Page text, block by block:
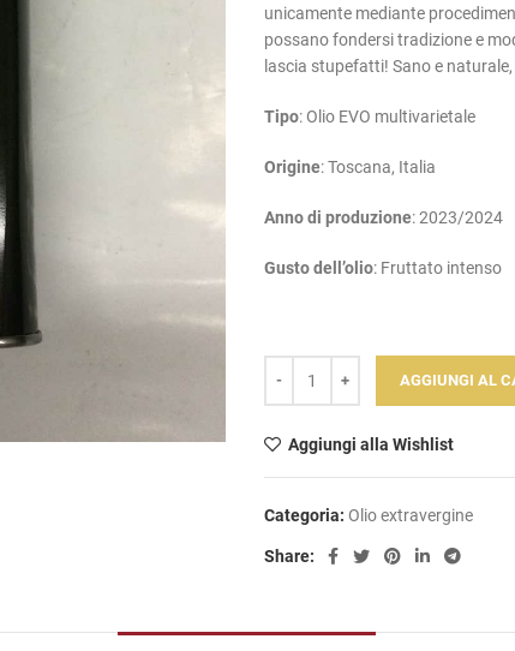
unicamente mediante
possano fondersi tradizione e
lascia stupefatti! Sano e
Tipo: Olio EVO multivarietale
Origine: Toscana, Italia
Anno di produzione: 2023/2024
Gusto dell’olio: Fruttato intenso
AGGIUNGI AL
Aggiungi alla Wishlist
Categoria: Olio extravergine
Share: